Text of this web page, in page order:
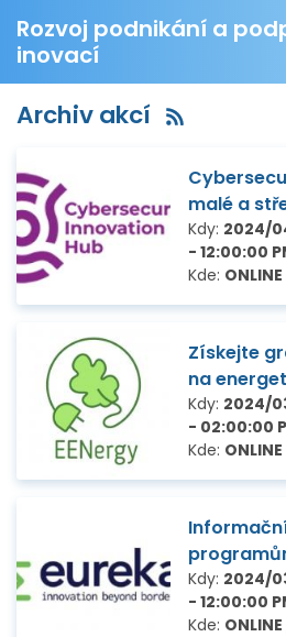
Rozvoj podnikání a
inovací
Archiv akcí
malé a
Kdy: 2024/
- 12:00:00
Kde: ONLINE
Získejte
na
Kdy: 2024/
- 02:00:00
Kde: ONLINE
Kdy: 2024/
- 12:00:00
Kde: ONLINE /